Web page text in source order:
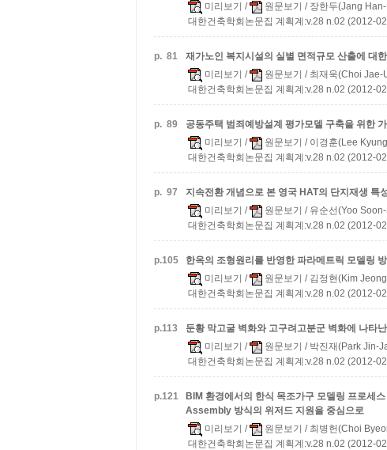
미리보기 / 원문보기 / 장한두(Jang
대한건축학회논문집 계획계:v.28 n.02 (2012-
p. 81 재가노인 복지시설의 실별 면적규모 산출에 대
미리보기 / 원문보기 / 최재욱(Choi Jae-
대한건축학회논문집 계획계:v.28 n.02 (2012-
p. 89
공동주택 범죄예방설계 평가모델 구축을 위한
미리보기 / 원문보기 / 이경훈(Lee
대한건축학회논문집 계획계:v.28 n.02 (2012-
p. 97
지속전환 개념으로 본 영국 HAT의 단지재생 특
미리보기 / 원문보기 / 유순선(Yoo
대한건축학회논문집 계획계:v.28 n.02 (2012-
p.105
한옥의 조형원리를 반영한 파라메트릭 모델링
미리보기 / 원문보기 / 김정현(Kim
대한건축학회논문집 계획계:v.28 n.02 (2012-
p.113
둔황 막고굴 벽화와 고구려고분군 벽화에 나타
미리보기 / 원문보기 / 박진재(Park Jin-
대한건축학회논문집 계획계:v.28 n.02 (2012-
p.121 BIM 환경에서의 한식 목조가구 모델링 프로세
Assembly 방식의 위저드 지원을 중심으로
미리보기 / 원문보기 / 최병헌(Choi
대한건축학회논문집 계획계:v.28 n.02 (2012-